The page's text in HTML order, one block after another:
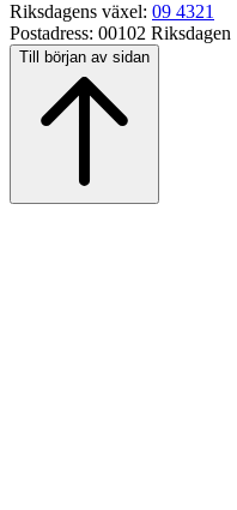
Riksdagens växel: 09 4321
Postadress: 00102 Riksdagen
Till början av sidan